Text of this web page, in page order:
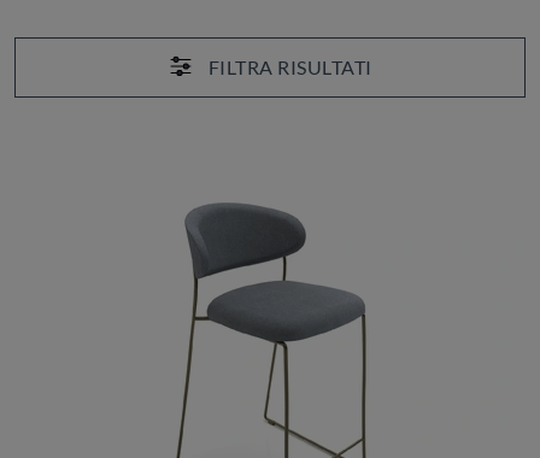
FILTRA RISULTATI